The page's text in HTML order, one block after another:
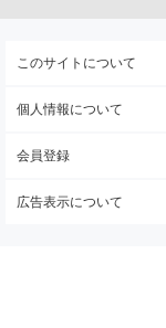
このサイトについて
個人情報について
会員登録
広告表示について